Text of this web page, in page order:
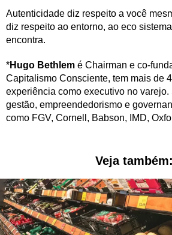
Autenticidade diz respeito a você
diz respeito ao entorno, ao eco
encontra.
*Hugo Bethlem é Chairman e co-
Capitalismo Consciente, tem mais de
experiência como executivo no
gestão, empreendedorismo e
como FGV, Cornell, Babson, IMD,
Veja também: